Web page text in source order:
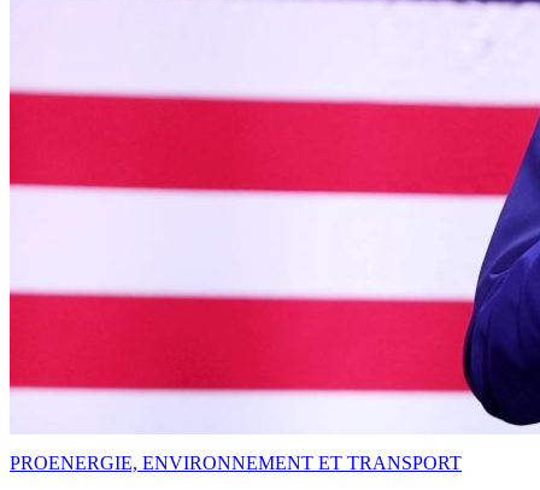
PROENERGIE, ENVIRONNEMENT ET TRANSPORT